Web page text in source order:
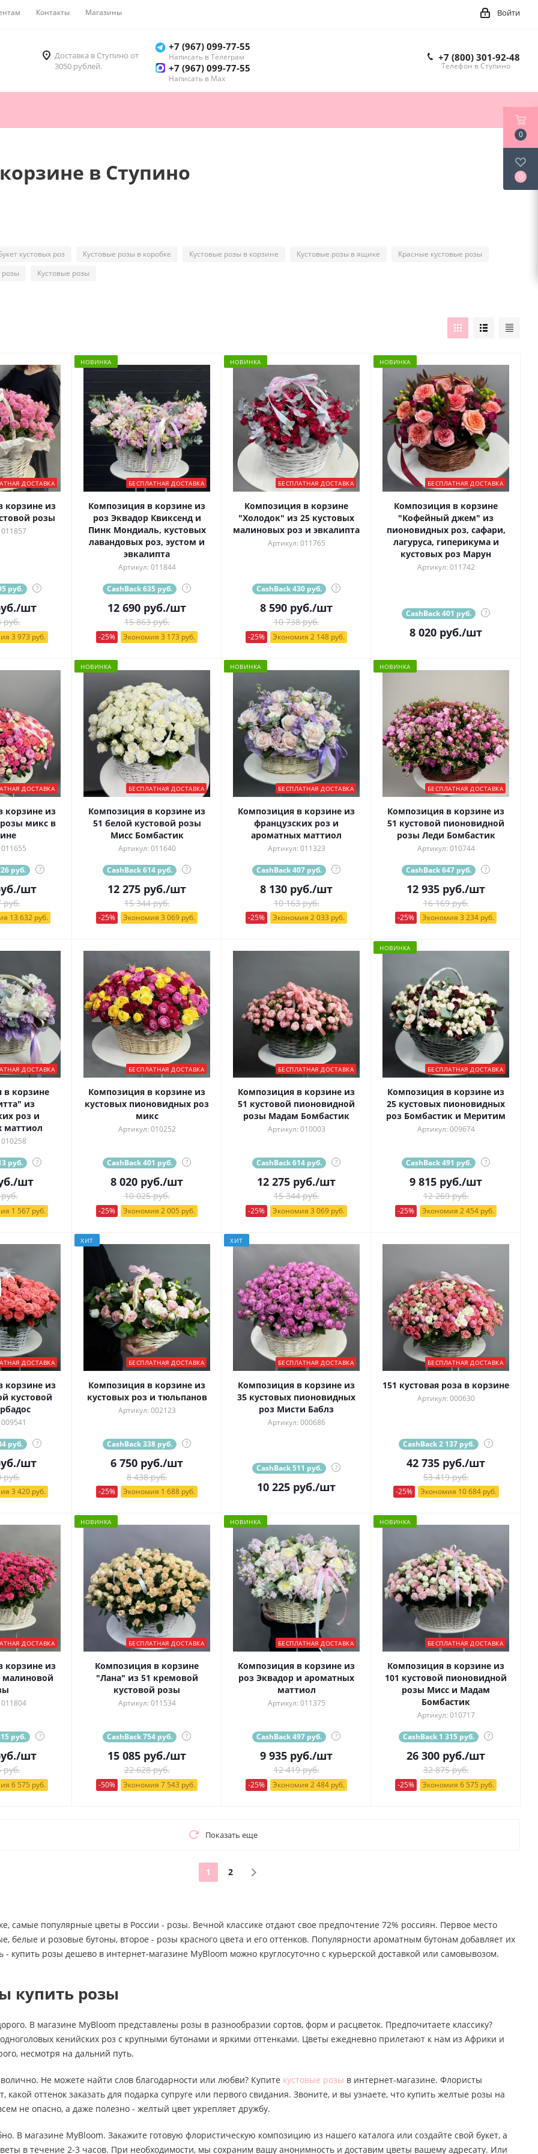
Контакты Магазины Войти
Доставка в Ступино от
3050 рублей.
+7 (967) 099-77-55
Написать в Телеграм
+7 (967) 099-77-55
Написать в Мах
+7 (800) 301-92-48
Телефон в Ступино
в Ступино
кустовых роз Кустовые розы в коробке Кустовые розы в корзине Кустовые розы в ящике
Красные кустовые розы
розы
Кустовые розы
ДОСТАВКА
корзине из
розы
руб. ?
/шт
руб.
3 973 руб.
НОВИНКА
БЕСПЛАТНАЯ ДОСТАВКА
Композиция в корзине из
роз Эквадор Квиксенд и
Пинк Мондиаль, кустовых
лавандовых роз, эустом и
эвкалипта
Артикул: 011844
CashBack 635 руб. ?
12 690 руб./шт
15 863 руб.
-25% Экономия 3 173 руб.
НОВИНКА
БЕСПЛАТНАЯ ДОСТАВКА
Композиция в корзине
"Холодок" из 25 кустовых
малиновых роз и эвкалипта
Артикул: 011765
CashBack 430 руб. ?
8 590 руб./шт
10 738 руб.
-25% Экономия 2 148 руб.
НОВИНКА
БЕСПЛАТНАЯ ДОСТАВКА
Композиция в корзине
"Кофейный джем" из
пионовидных роз, сафари,
лагуруса, гиперикума и
кустовых роз Марун
Артикул: 011742
CashBack 401 руб. ?
8 020 руб./шт
ДОСТАВКА
корзине из
микс в
руб. ?
/шт
руб.
13 632 руб.
НОВИНКА
БЕСПЛАТНАЯ ДОСТАВКА
Композиция в корзине из
51 белой кустовой розы
Мисс Бомбастик
Артикул: 011640
CashBack 614 руб. ?
12 275 руб./шт
15 344 руб.
-25% Экономия 3 069 руб.
НОВИНКА
БЕСПЛАТНАЯ ДОСТАВКА
Композиция в корзине из
французских роз и
ароматных маттиол
Артикул: 011323
CashBack 407 руб. ?
8 130 руб./шт
10 163 руб.
-25% Экономия 2 033 руб.
НОВИНКА
БЕСПЛАТНАЯ ДОСТАВКА
Композиция в корзине из
51 кустовой пионовидной
розы Леди Бомбастик
Артикул: 010744
CashBack 647 руб. ?
12 935 руб./шт
16 169 руб.
-25% Экономия 3 234 руб.
ДОСТАВКА
в корзине
из
роз и
маттиол
руб. ?
/шт
1 567 руб.
БЕСПЛАТНАЯ ДОСТАВКА
Композиция в корзине из
кустовых пионовидных роз
микс
Артикул: 010252
CashBack 401 руб. ?
8 020 руб./шт
10 025 руб.
-25% Экономия 2 005 руб.
БЕСПЛАТНАЯ ДОСТАВКА
Композиция в корзине из
51 кустовой пионовидной
розы Мадам Бомбастик
Артикул: 010003
CashBack 614 руб. ?
12 275 руб./шт
15 344 руб.
-25% Экономия 3 069 руб.
НОВИНКА
БЕСПЛАТНАЯ ДОСТАВКА
Композиция в корзине из
25 кустовых пионовидных
роз Бомбастик и Меритим
Артикул: 009674
CashBack 491 руб. ?
9 815 руб./шт
12 269 руб.
-25% Экономия 2 454 руб.
ДОСТАВКА
корзине из
кустовой
руб. ?
/шт
руб.
3 420 руб.
ХИТ
БЕСПЛАТНАЯ ДОСТАВКА
Композиция в корзине из
кустовых роз и тюльпанов
Артикул: 002123
CashBack 338 руб. ?
6 750 руб./шт
8 438 руб.
-25% Экономия 1 688 руб.
ХИТ
БЕСПЛАТНАЯ ДОСТАВКА
Композиция в корзине из
35 кустовых пионовидных
роз Мисти Баблз
Артикул: 000686
CashBack 511 руб. ?
10 225 руб./шт
БЕСПЛАТНАЯ ДОСТАВКА
151 кустовая роза в корзине
Артикул: 000630
CashBack 2 137 руб. ?
42 735 руб./шт
53 419 руб.
-25% Экономия 10 684 руб.
ДОСТАВКА
корзине из
малиновой
руб. ?
/шт
руб.
6 575 руб.
НОВИНКА
БЕСПЛАТНАЯ ДОСТАВКА
Композиция в корзине
"Лана" из 51 кремовой
кустовой розы
Артикул: 011534
CashBack 754 руб. ?
15 085 руб./шт
22 628 руб.
-50% Экономия 7 543 руб.
НОВИНКА
БЕСПЛАТНАЯ ДОСТАВКА
Композиция в корзине из
роз Эквадор и ароматных
маттиол
Артикул: 011375
CashBack 497 руб. ?
9 935 руб./шт
12 419 руб.
-25% Экономия 2 484 руб.
НОВИНКА
БЕСПЛАТНАЯ ДОСТАВКА
Композиция в корзине из
101 кустовой пионовидной
розы Мисс и Мадам
Бомбастик
Артикул: 010717
CashBack 1 315 руб. ?
26 300 руб./шт
32 875 руб.
-25% Экономия 6 575 руб.
Показать еще
1 2
самые популярные цветы в России - розы. Вечной классике отдают свое предпочтение 72% россиян. Первое место
белые и розовые бутоны, второе - розы красного цвета и его оттенков. Популярности ароматным бутонам добавляет их
- купить розы дешево в интернет-магазине MyBloom можно круглосуточно с курьерской доставкой или самовывозом.
купить розы
В магазине MyBloom представлены розы в разнообразии сортов, форм и расцветок. Предпочитаете классику?
одноголовых кенийских роз с крупными бутонами и яркими оттенками. Цветы ежедневно прилетают к нам из Африки и
несмотря на дальний путь.
Не можете найти слов благодарности или любви? Купите кустовые розы в интернет-магазине. Флористы
какой оттенок заказать для подарка супруге или первого свидания. Звоните, и вы узнаете, что купить желтые розы на
не опасно, а даже полезно - желтый цвет укрепляет дружбу.
В магазине MyBloom. Закажите готовую флористическую композицию из нашего каталога или создайте свой букет, а
в течение 2-3 часов. При необходимости, мы сохраним вашу анонимность и доставим цветы вашему адресату. Или
0
0